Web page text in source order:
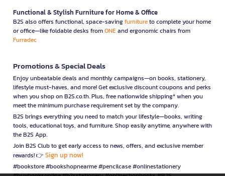
Functional & Stylish Furniture for Home & Office
B2S also offers functional, space-savingfurnitureto complete your home
or office—like foldable desks fromONEand ergonomic chairs from
Furradec
Promotions & Special Deals
Enjoy unbeatable deals and monthly campaigns—on books, stationery,
lifestyle must-haves, and more! Get exclusive discount coupons and perks
when you shop on B2S.co.th. Plus, free nationwide shipping* when you
meet the minimum purchase requirement set by the company.
B2S brings everything you need to match your lifestyle—books, writing
tools, educational toys, and furniture. Shop easily anytime, anywhere with
the B2S App.
Join B2S Club to get early access to news, offers, and exclusive member
rewards! 👉 Sign up now!
#bookstore #bookshopnearme #pencilcase #onlinestationery